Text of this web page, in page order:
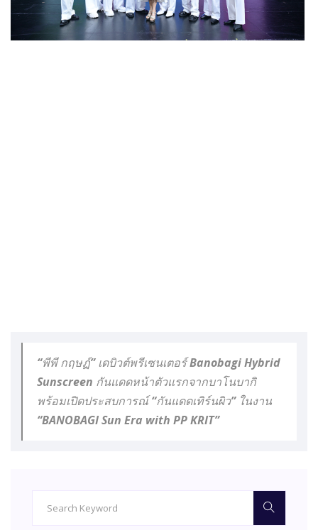
“พีพี กฤษฏ์” เดบิวต์พรีเซนเตอร์ Banobagi Hybrid
Sunscreen กันแดดหน้าตัวแรกจากบาโนบากิ
พร้อมเปิดประสบการณ์ “กันแดดเทิร์นผิว” ในงาน
“BANOBAGI Sun Era with PP KRIT”